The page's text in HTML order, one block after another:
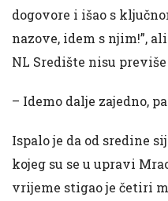
dogovore i išao s
nazove, idem s njim!”,
NL Središte nisu
– Idemo dalje zajedno,
Ispalo je da od sredine
kojeg su se u upravi
vrijeme stigao je četiri